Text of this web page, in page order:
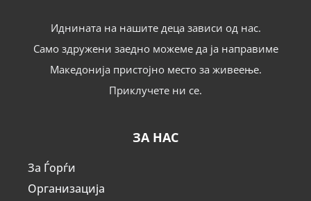
Иднината на нашите деца зависи од нас.
Само здружени заедно можеме да ја направиме
Македонија пристојно место за живеење.
Приклучете ни се.
ЗА НАС
За Ѓорѓи
Организација